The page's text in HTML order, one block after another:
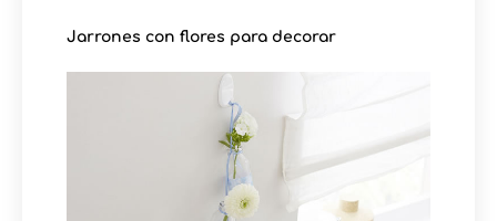
Jarrones con flores para decorar